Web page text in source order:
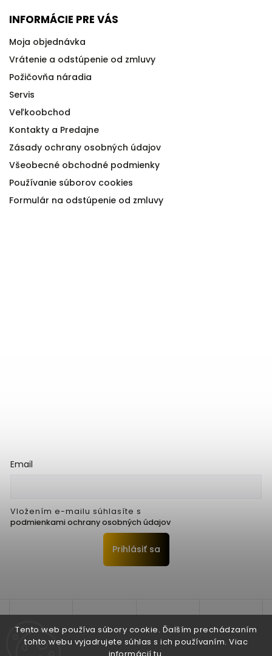
Tento web používa súbory cookie. Ďalším prechádzaním
tohto webu vyjadrujete súhlas s ich používaním. Viac
INFORMÁCIE PRE VÁS
Moja objednávka
Vrátenie a odstúpenie od zmluvy
Požičovňa náradia
Servis
Veľkoobchod
Kontakty a Predajne
Zásady ochrany osobných údajov
Všeobecné obchodné podmienky
Používanie súborov cookies
Formulár na odstúpenie od zmluvy
Email
Vložením e-mailu súhlasíte s
podmienkami ochrany osobných údajov
Prihlásiť sa